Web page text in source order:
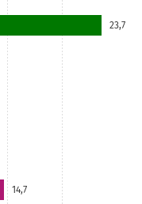
23,7
14,7